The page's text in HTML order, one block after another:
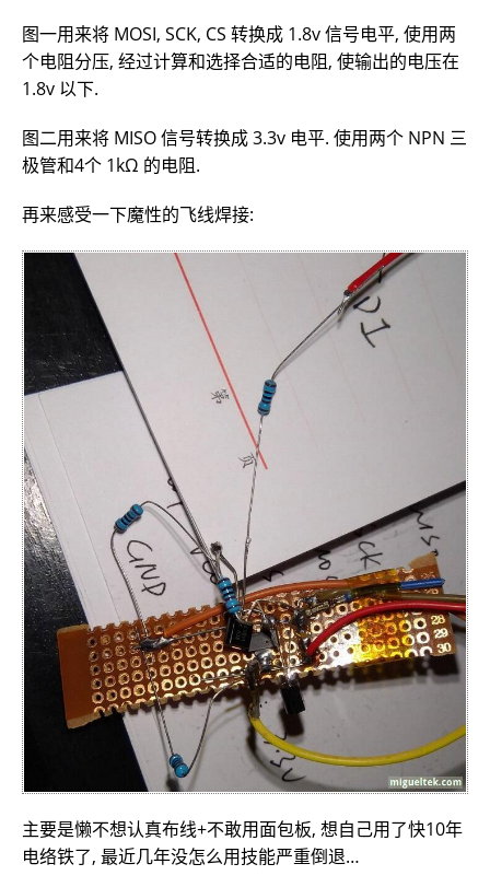
图一用来将 MOSI, SCK, CS 转换成 1.8v 信号电平, 使用两
个电阻分压, 经过计算和选择合适的电阻, 使输出的电压在
1.8v 以下.
图二用来将 MISO 信号转换成 3.3v 电平. 使用两个 NPN 三
极管和4个 1kΩ 的电阻.
再来感受一下魔性的飞线焊接:
主要是懒不想认真布线+不敢用面包板, 想自己用了快10年
电络铁了, 最近几年没怎么用技能严重倒退…